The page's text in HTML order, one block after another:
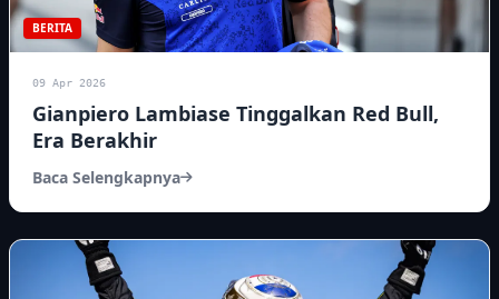
BERITA
09 Apr 2026
Gianpiero Lambiase Tinggalkan Red Bull,
Era Berakhir
Baca Selengkapnya